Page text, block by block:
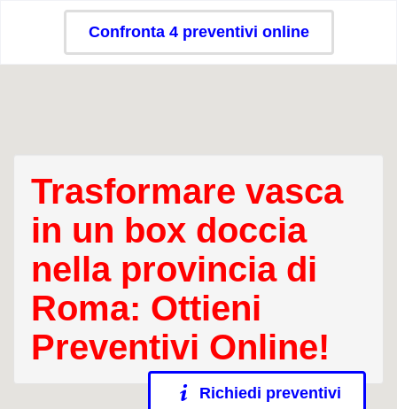
Confronta 4 preventivi online
Trasformare vasca
in un box doccia
nella provincia di
Roma: Ottieni
Preventivi Online!
Richiedi preventivi